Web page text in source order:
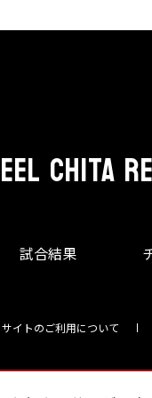
CHITA
試合結果
サイトのご利用について